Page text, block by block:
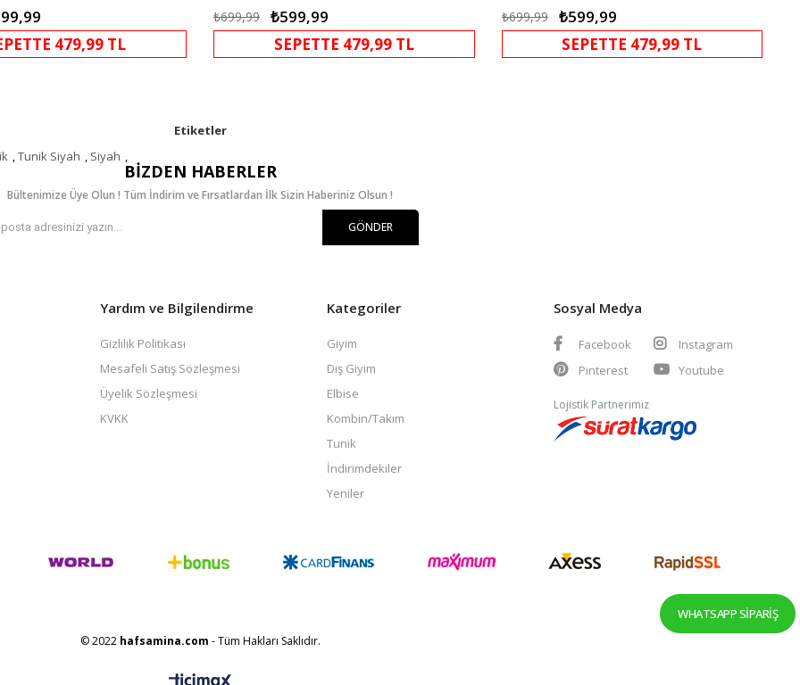
479,99 TL
₺599,99
₺699,99
SEPETTE 479,99 TL
₺599,99
₺699,99
SEPETTE 479,99 TL
Etiketler
,Tunik Siyah , Siyah ,
WHATSAPP SIPARIŞ
BIZDEN HABERLER
Bültenimize Üye Olun ! Tüm İndirim ve Fırsatlardan İlk Sizin Haberiniz Olsun !
GÖNDER
Yardım ve Bilgilendirme
Gizlilik Politikası
Mesafeli Satış Sözleşmesi
Üyelik Sözleşmesi
KVKK
Kategoriler
Giyim
Dış Giyim
Elbise
Kombin/Takım
Tunik
İndirimdekiler
Yeniler
Sosyal Medya
Facebook
Instagram
Pinterest
Youtube
Lojistik Partnerimiz
© 2022 hafsamina.com - Tüm Hakları Saklıdır.